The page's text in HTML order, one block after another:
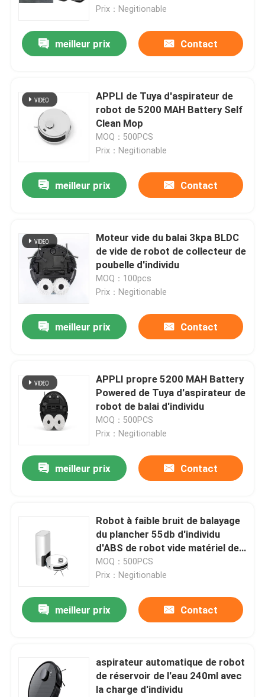
Prix：Negitionable
meilleur prix Contact
APPLI de Tuya d'aspirateur de
robot de 5200 MAH Battery Self
Clean Mop
MOQ：500PCS
Prix：Negitionable
meilleur prix Contact
Moteur vide du balai 3kpa BLDC
de vide de robot de collecteur de
poubelle d'individu
MOQ：100pcs
Prix：Negitionable
meilleur prix Contact
APPLI propre 5200 MAH Battery
Powered de Tuya d'aspirateur de
robot de balai d'individu
MOQ：500PCS
Prix：Negitionable
meilleur prix Contact
Robot à faible bruit de balayage
du plancher 55db d'individu
d'ABS de robot vide matériel de
vide
MOQ：500PCS
Prix：Negitionable
meilleur prix Contact
aspirateur automatique de robot
de réservoir de l'eau 240ml avec
la charge d'individu